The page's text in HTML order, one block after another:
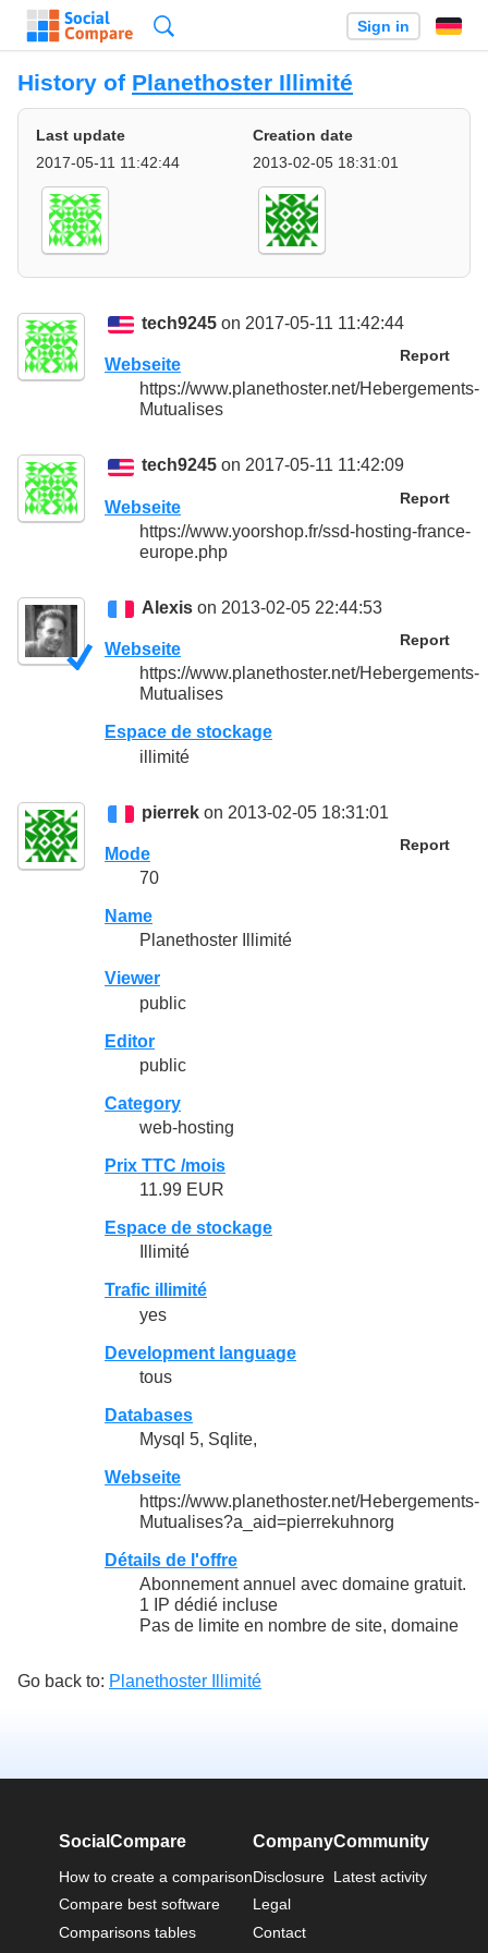
Sign in
History of Planethoster Illimité
Last update
2017-05-11 11:42:44
Creation date
2013-02-05 18:31:01
tech9245 on 2017-05-11 11:42:44
Report
Webseite
https://www.planethoster.net/Hebergements-
Mutualises
tech9245 on 2017-05-11 11:42:09
Report
Webseite
https://www.yoorshop.fr/ssd-hosting-france-
europe.php
Alexis on 2013-02-05 22:44:53
Report
Webseite
https://www.planethoster.net/Hebergements-
Mutualises
Espace de stockage
illimité
pierrek on 2013-02-05 18:31:01
Report
Mode
70
Name
Planethoster Illimité
Viewer
public
Editor
public
Category
web-hosting
Prix TTC /mois
11.99 EUR
Espace de stockage
Illimité
Trafic illimité
yes
Development language
tous
Databases
Mysql 5, Sqlite,
Webseite
https://www.planethoster.net/Hebergements-
Mutualises?a_aid=pierrekuhnorg
Détails de l'offre
Abonnement annuel avec domaine gratuit.
1 IP dédié incluse
Pas de limite en nombre de site, domaine
Go back to: Planethoster Illimité
SocialCompare
How to create a comparison
Compare best software
Comparisons tables
Company
Disclosure
Legal
Contact
Community
Latest activity